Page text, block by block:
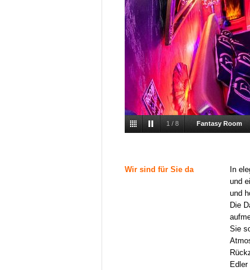
1 / 8 Fantasy Room
Wir sind für Sie da
In
und
und
Die
Sie